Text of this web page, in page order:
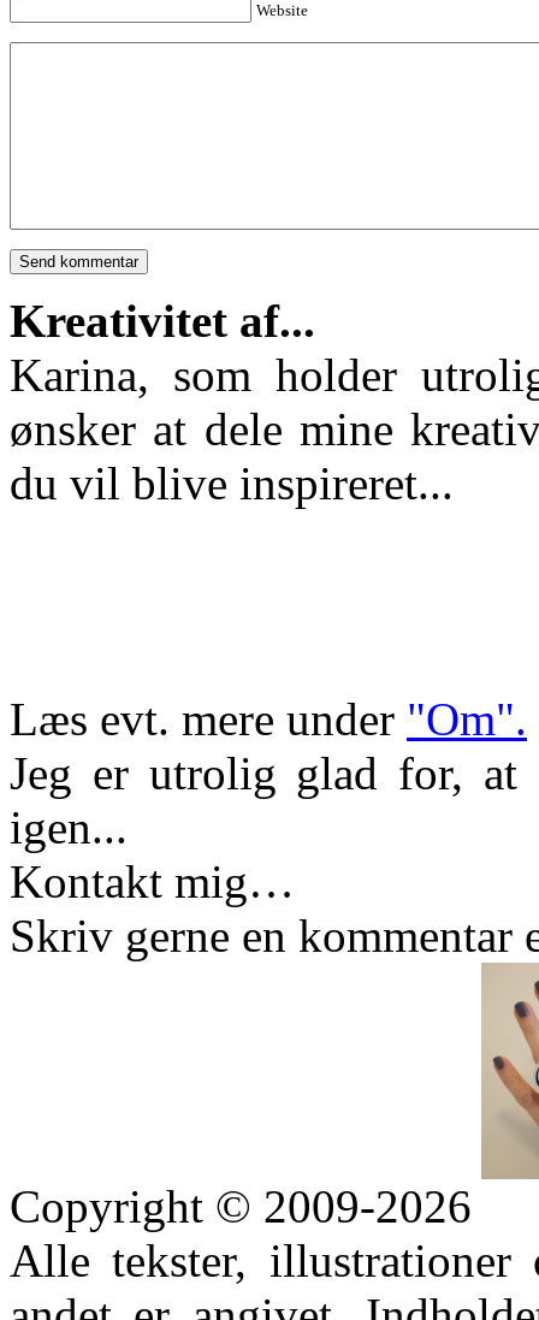
Website
Kreativitet af...
Karina, som holder
ønsker at dele mine
du vil blive inspireret...
Læs evt. mere under "Om".
Jeg er utrolig glad for,
igen...
Kontakt mig…
Skriv gerne en kommentar
Copyright © 2009-2026
Alle tekster, illustrationer